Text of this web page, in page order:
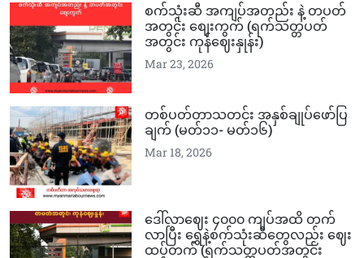
စက်သုံးဆီ အကျပ်အတည်း နဲ့ တပတ်
အတွင်း စျေးကွက် (ရက်သတ္တပတ်
အတွင်း ကုန်ဈေးနှုန်း)
Mar 23, 2026
တစ်ပတ်တာသတင်း အနှစ်ချုပ်ဖော်ပြ
ချက် (မတ်၁၁-‌‌ မတ်၁၆)
Mar 18, 2026
ဒေါ်လာဈေး ၄၀၀၀ ကျပ်အထိ တက်
လာပြီး ရွှေနဲ့စက်သုံးဆီတွေလည်း ဈေး
ထပ်တက် (ရက်သတ္တပတ်အတွင်း